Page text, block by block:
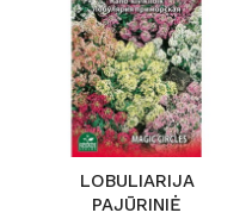
LOBULIARIJA
PAJŪRINIĖ